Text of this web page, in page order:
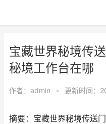
宝藏世界秘境传
秘境工作台在哪
作者： admin • 更新时间：
摘要：宝藏世界秘境传送